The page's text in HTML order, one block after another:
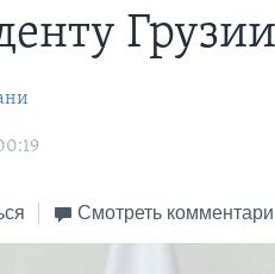
Грузии
Смотреть